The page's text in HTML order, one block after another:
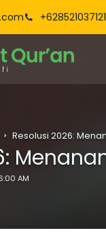
Resolusi 2026:
AM